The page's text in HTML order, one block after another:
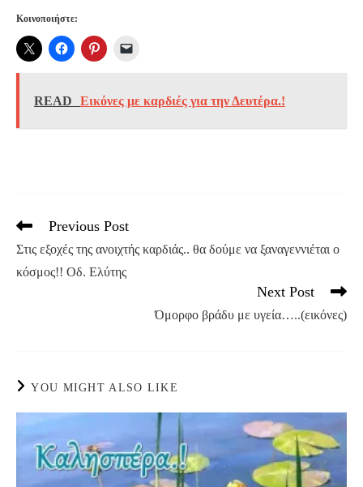
Κοινοποιήστε:
READ Εικόνες με καρδιές για την Δευτέρα.!
Read
articles
Previous Post
Στις εξοχές της ανοιχτής καρδιάς.. θα δούμε να ξαναγεννιέται ο
κόσμος!! Οδ. Ελύτης
Next Post
Όμορφο βράδυ με υγεία…..(εικόνες)
YOU MIGHT ALSO LIKE